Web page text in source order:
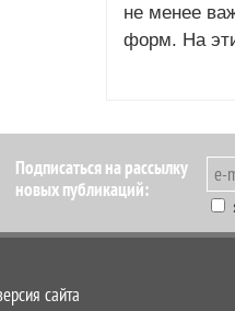
не менее
форм. На
Подписаться на рассылку
новых публикаций:
сайта